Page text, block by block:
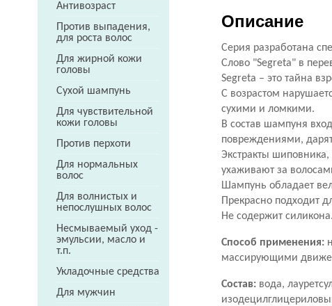
Антивозраст
Против выпадения,
для роста волос
Для жирной кожи
головы
Сухой шампунь
Для чувствительной
кожи головы
Против перхоти
Для нормальных
волос
Для волнистых и
непослушных волос
Несмываемый уход -
эмульсии, масло и
т.п.
Укладочные средства
Для мужчин
Описание
Серия разработана
Слово "Segreta" в
Segreta – это тайна
С возрастом
сухими и ломкими.
В состав шампуня
повреждениями,
Экстракты шиповника,
ухаживают за
Шампунь обладает
Прекрасно подходит
Не содержит силикона.
Способ применения:
массирующими
Состав: вода,